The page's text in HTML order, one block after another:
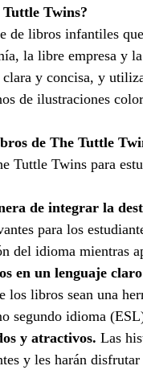
Tuttle Twins?
de libros infantiles
la libre empresa y
y concisa, y
de ilustraciones
de The Tuttle
Tuttle Twins para
de integrar la
para los
del idioma mientras
en un lenguaje
los libros sean una
segundo idioma
y atractivos. Las
y les harán